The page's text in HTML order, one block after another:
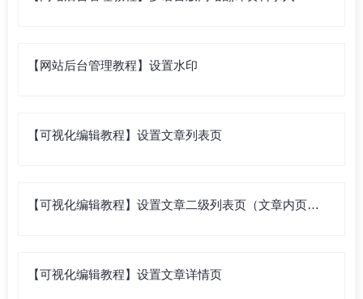
【网站后台管理教程】设置水印
【可视化编辑教程】设置文章列表页
【可视化编辑教程】设置文章二级列表页（文章内页列
【可视化编辑教程】设置文章详情页